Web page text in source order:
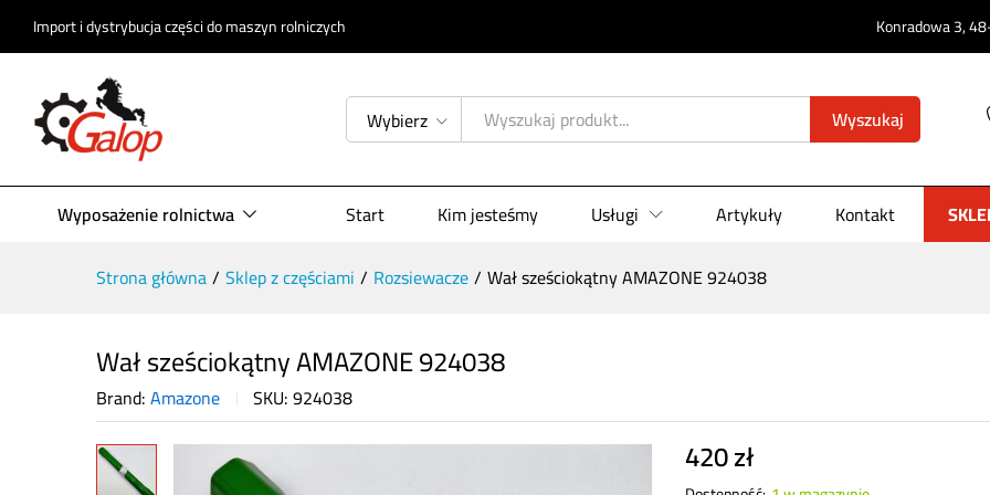
Import i dystrybucja części do maszyn rolniczych Konradowa 3,
Wybierz Wyszukaj
Wyposażenie rolnictwa Start Kim jesteśmy Usługi Artykuły Kontakt
Strona główna/ Sklep z częściami / Rozsiewacze/ Wał sześciokątny AMAZONE 924038
Wał sześciokątny AMAZONE 924038
Brand:Amazone SKU:924038
420zł
Opis produktu Specyfikacja